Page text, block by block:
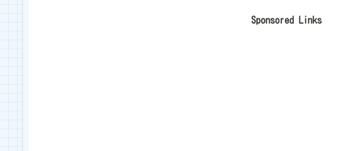
Sponsored Links